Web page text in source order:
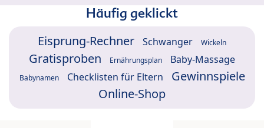
Häufig geklickt
Eisprung-Rechner Schwanger Wickeln
Gratisproben Ernährungsplan Baby-Massage
Babynamen Checklisten für Eltern
Gewinnspiele
Online-Shop